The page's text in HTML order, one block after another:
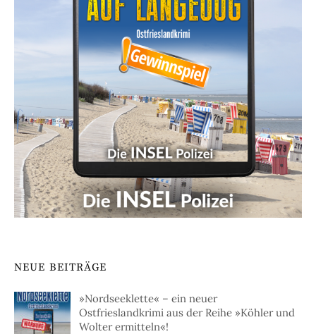
NEUE BEITRÄGE
»Nordseeklette« – ein neuer
Ostfrieslandkrimi aus der Reihe »Köhler und
Wolter ermitteln«!